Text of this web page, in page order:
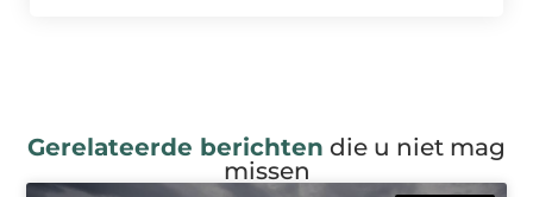
Gerelateerde berichten die u niet mag
missen